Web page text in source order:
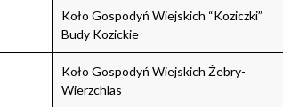
Koło Gospodyń Wiejskich “Koziczki”
Budy Kozickie
Koło Gospodyń Wiejskich Żebry-
Wierzchlas